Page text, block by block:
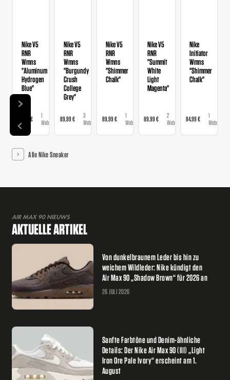
Nike V5
RNR
Wmns
"Aluminum
Hydrogen
Blue"
89,99 €
1
Webshop
Nike V5
RNR
Wmns
"Burgundy
Crush
College
Grey"
89,99 €
3
Webshops
Nike V5
RNR
Wmns
"Shimmer
Chalk"
89,99 €
1
Webshop
Nike V5
RNR
"Summit
White
Light
Magenta"
89,99 €
2
Webshops
Nike
Initiator
Wmns
"Shimmer
Chalk"
84,99 €
1
Webshop
Alle Nike Sneaker
AIR MAX 90 NIEUWS
AKTUELLE ARTIKEL
Von dunkelbraunem Leder bis hin zu
weichem Wildleder: Nike kündigt den
Air Max 90 „Shadow Brown“ für 2026 an
26 JULI 2026
Sanfte Farbtöne und Denim-ähnliche
Details: Der Nike Air Max 90 (III) „Light
Iron Ore Pale Ivory“ erscheint am 1.
August